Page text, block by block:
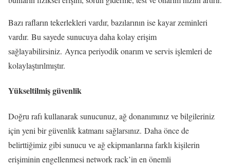
Bazı rafların tekerlekleri vardır, bazılarının ise kayar zeminleri
vardır. Bu sayede sunucuya daha kolay erişim
sağlayabilirsiniz. Ayrıca periyodik onarım ve servis işlemleri de
kolaylaştırılmıştır.
Yükseltilmiş güvenlik
Doğru rafı kullanarak sunucunuz, ağ donanımınız ve bilgileriniz
için yeni bir güvenlik katmanı sağlarsınız. Daha önce de
belirttiğimiz gibi sunucu ve ağ ekipmanlarına farklı kişilerin
erişiminin engellenmesi network rack’in en önemli